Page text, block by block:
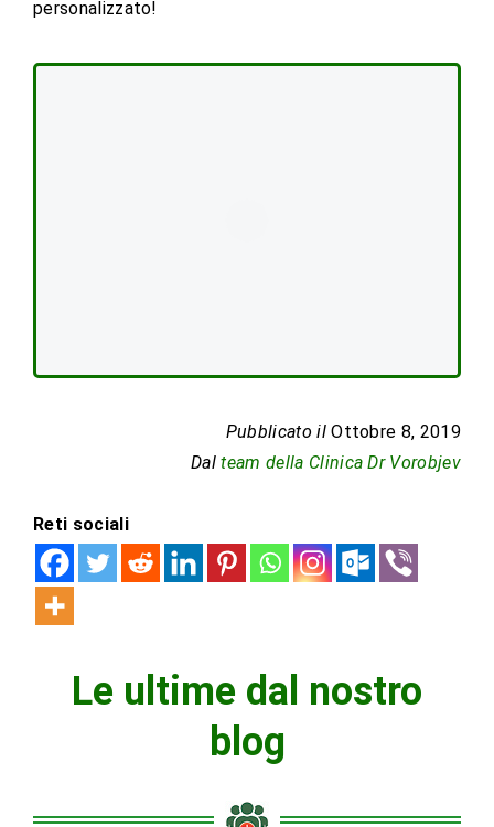
personalizzato!
Pubblicato ilOttobre 8, 2019
Dalteam della Clinica Dr Vorobjev
Reti sociali
Le ultime dal nostro
blog